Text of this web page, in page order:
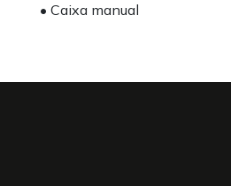
• Caixa manual